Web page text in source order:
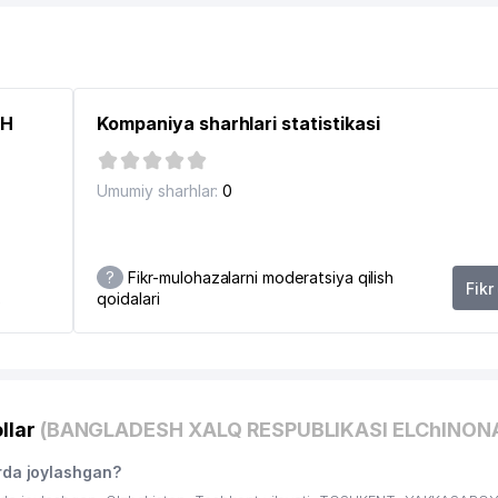
Kompaniya sharhlari statistikasi
Umumiy sharhlar: 0
?
Fikr-mulohazalarni moderatsiya qilish
qoidalari
(BANGLADESH XALQ RESPUBLIKASI
joylashgan?